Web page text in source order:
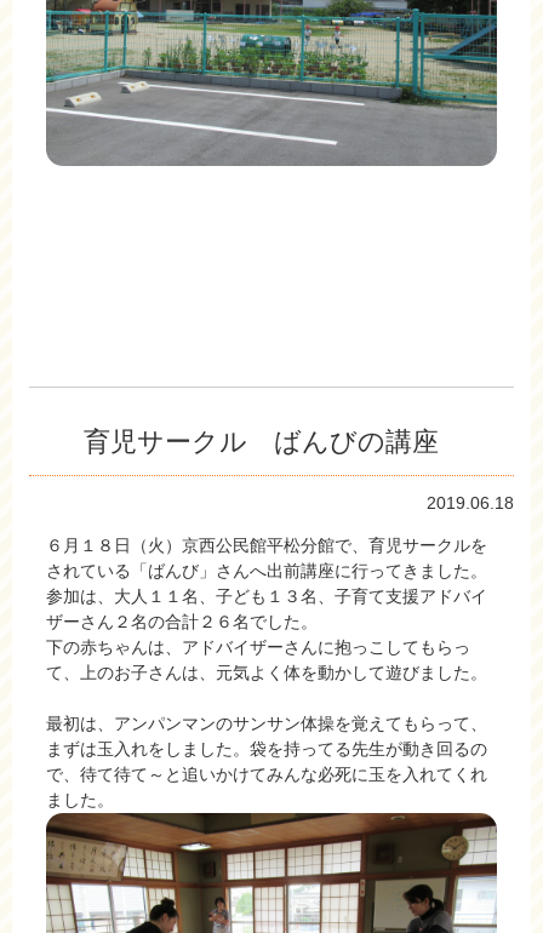
育児サークル ばんびの講座
2019.06.18
６月１８日（火）京西公民館平松分館で、育児サークルを
されている「ばんび」さんへ出前講座に行ってきました。
参加は、大人１１名、子ども１３名、子育て支援アドバイ
ザーさん２名の合計２６名でした。
下の赤ちゃんは、アドバイザーさんに抱っこしてもらっ
て、上のお子さんは、元気よく体を動かして遊びました。
最初は、アンパンマンのサンサン体操を覚えてもらって、
まずは玉入れをしました。袋を持ってる先生が動き回るの
で、待て待て～と追いかけてみんな必死に玉を入れてくれ
ました。